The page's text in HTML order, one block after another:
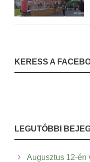
KERESS A
LEGUTÓBBI
Augusztus 12-én